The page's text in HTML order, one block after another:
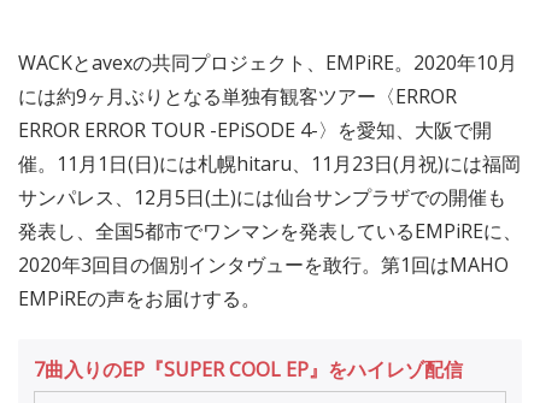
WACKとavexの共同プロジェクト、EMPiRE。2020年10月
には約9ヶ月ぶりとなる単独有観客ツアー〈ERROR
ERROR ERROR TOUR -EPiSODE 4-〉を愛知、大阪で開
催。11月1日(日)には札幌hitaru、11月23日(月祝)には福岡
サンパレス、12月5日(土)には仙台サンプラザでの開催も
発表し、全国5都市でワンマンを発表しているEMPiREに、
2020年3回目の個別インタヴューを敢行。第1回はMAHO
EMPiREの声をお届けする。
7曲入りのEP『SUPER COOL EP』をハイレゾ配信